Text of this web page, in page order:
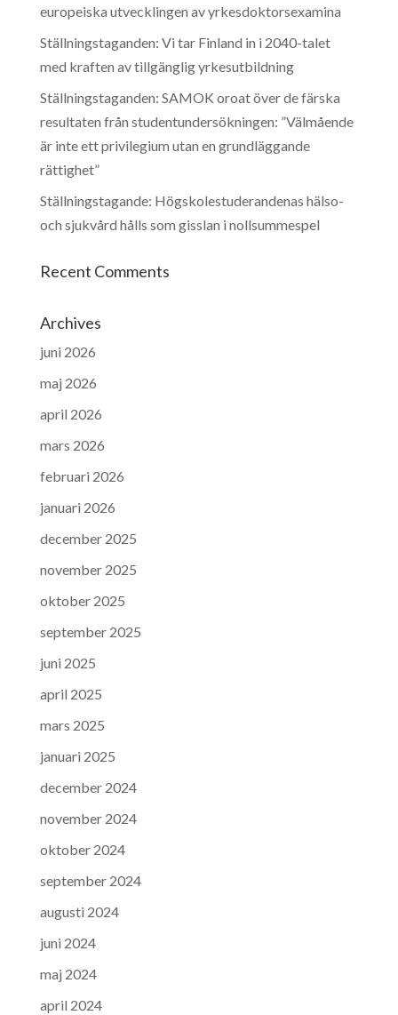
europeiska utvecklingen av yrkesdoktorsexamina
Ställningstaganden: Vi tar Finland in i 2040-talet
med kraften av tillgänglig yrkesutbildning
Ställningstaganden: SAMOK oroat över de färska
resultaten från studentundersökningen: ”Välmående
är inte ett privilegium utan en grundläggande
rättighet”
Ställningstagande: Högskolestuderandenas hälso-
och sjukvård hålls som gisslan i nollsummespel
Recent Comments
Archives
juni 2026
maj 2026
april 2026
mars 2026
februari 2026
januari 2026
december 2025
november 2025
oktober 2025
september 2025
juni 2025
april 2025
mars 2025
januari 2025
december 2024
november 2024
oktober 2024
september 2024
augusti 2024
juni 2024
maj 2024
april 2024